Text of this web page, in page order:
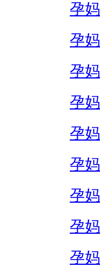
孕
孕
孕
孕
孕
孕
孕
孕
孕